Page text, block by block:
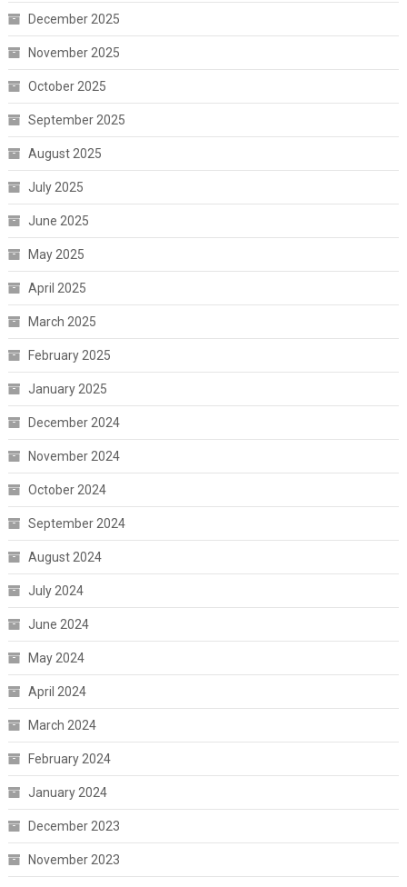
December 2025
November 2025
October 2025
September 2025
August 2025
July 2025
June 2025
May 2025
April 2025
March 2025
February 2025
January 2025
December 2024
November 2024
October 2024
September 2024
August 2024
July 2024
June 2024
May 2024
April 2024
March 2024
February 2024
January 2024
December 2023
November 2023